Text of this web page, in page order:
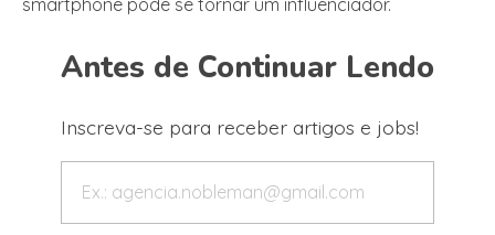
smartphone pode se tornar um influenciador.
Antes de Continuar Lendo
Inscreva-se para receber artigos e jobs!